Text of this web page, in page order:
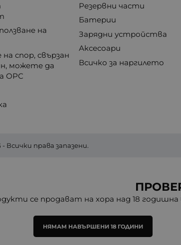
на
спор, свързан
можете да
ОРС
Резервни части
Батерии
Зарядни устройства
Аксесоари
Всичко за наргилето
- Всички права запазени.
се продават на хора над 18
НЯМАМ НАВЪРШЕНИ 18 ГОДИНИ